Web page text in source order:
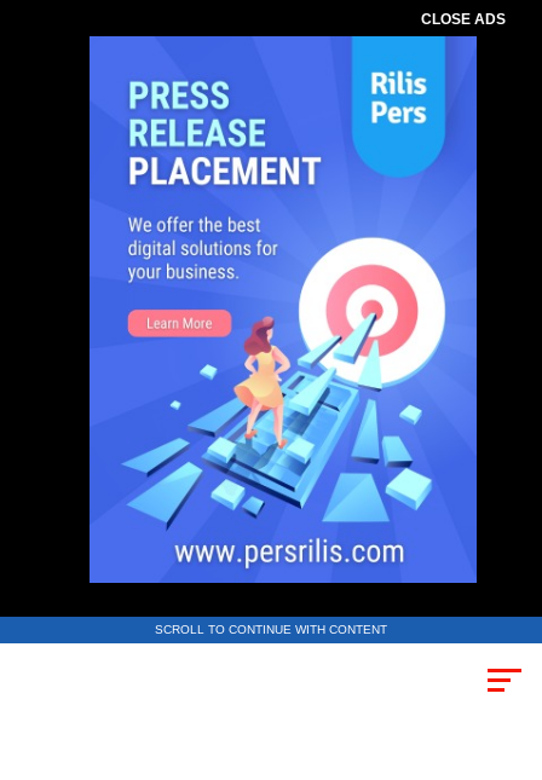
CLOSE ADS
SCROLL TO CONTINUE WITH CONTENT